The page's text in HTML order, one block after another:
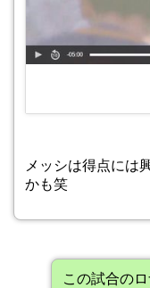
メッシは得点には
かも笑
この試合の